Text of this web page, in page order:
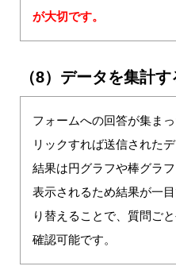
が大切です。
（8）データを集計す
フォームへの回答が集ま
リックすれば送信された
結果は円グラフや棒グラ
表示されるため結果が一
り替えることで、質問ご
確認可能です。